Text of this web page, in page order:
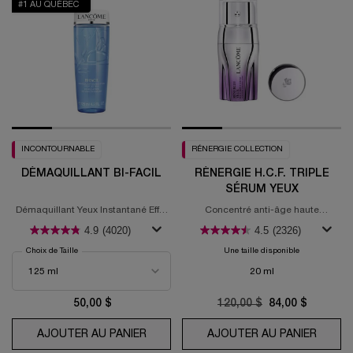
#1 AU QUÉBEC
INCONTOURNABLE
DÉMAQUILLANT BI-FACIL
Démaquillant Yeux Instantané Effet
4.9 (4020)
Choix de Taille
50,00 $
AJOUTER AU PANIERDÉMAQUILLANT BI-FACIL
RÉNERGIE COLLECTION
RÉNERGIE H.C.F. TRIPLE
SÉRUM YEUX
Concentré anti-âge haute
4.5 (2326)
Une taille disponible
20 ml
Old price
120,00 $ New price
84,00 $
AJOUTER AU PANIER